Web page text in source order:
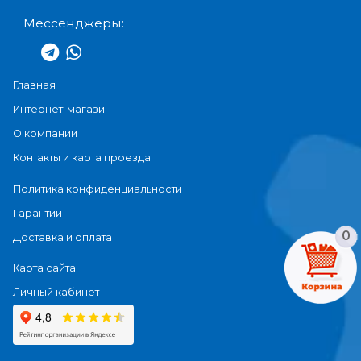
0
Мессенджеры:
Главная
Интернет-магазин
О компании
Контакты и карта проезда
Политика конфиденциальности
Гарантии
Доставка и оплата
Карта сайта
Личный кабинет